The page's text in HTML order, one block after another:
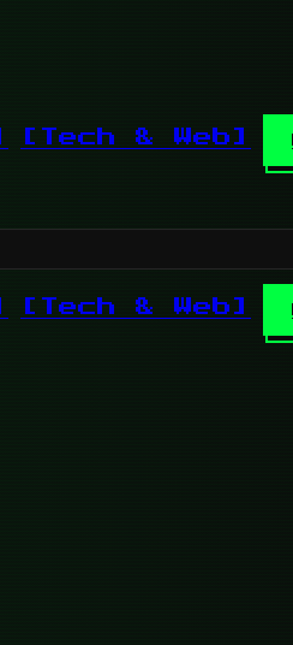
[Tech & Web]
[Tech & Web]